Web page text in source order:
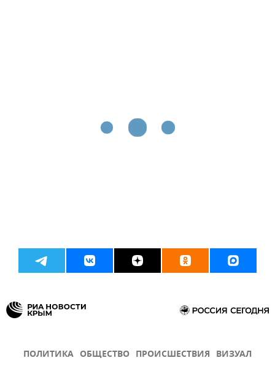
ПОЛИТИКА ОБЩЕСТВО ПРОИСШЕСТВИЯ ВИЗУАЛ